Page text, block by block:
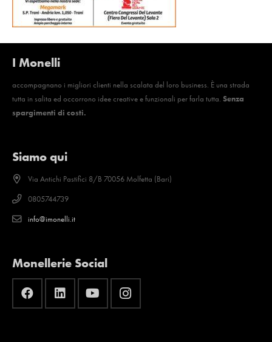
I Monelli
accompagnano i migliori clienti nella scalata del loro business. È una strada
tutta in salita ed occorrono idee creative e funzionali per farla tutta. Senza
spargimenti di costi.
Siamo qui
Via Antichi Pastifici 8/B 70056 Molfetta (Bari)
0805744739
info@imonelli.it
Monellerie Social